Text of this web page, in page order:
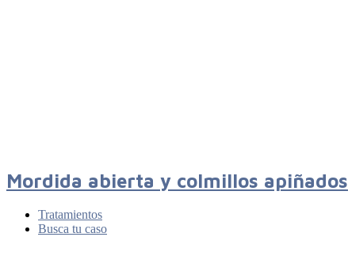
Mordida abierta y colmillos apiñados
Tratamientos
Busca tu caso